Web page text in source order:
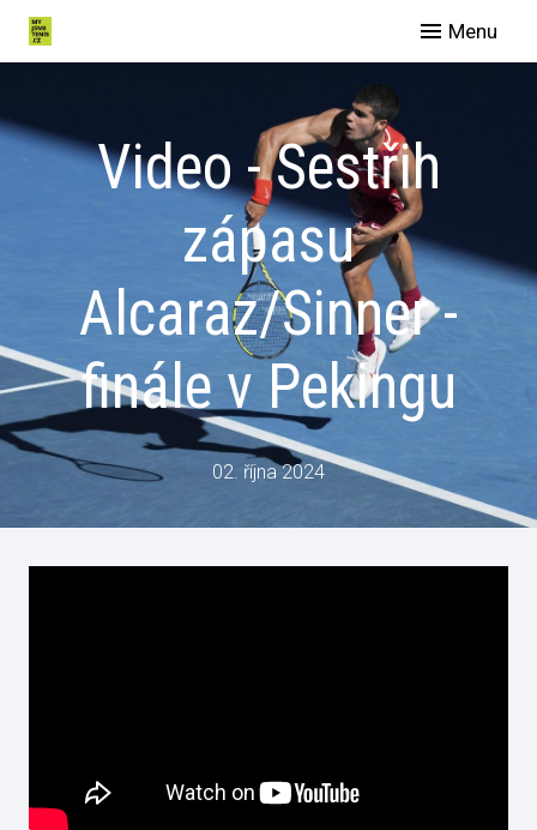
Menu
O nás
Video - Sestřih
zápasu
Alcaraz/Sinner -
finále v Pekingu
02. října 2024